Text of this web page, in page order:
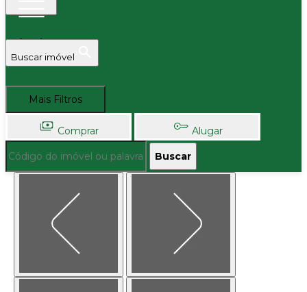
Buscar imóvel
Mais Filtros
Comprar Alugar
Buscar